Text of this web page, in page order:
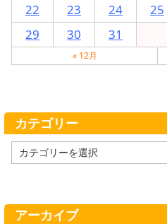
22
23 24 25
29
30 31
« 12月
カテゴリー
テ
ー
アーカイブ